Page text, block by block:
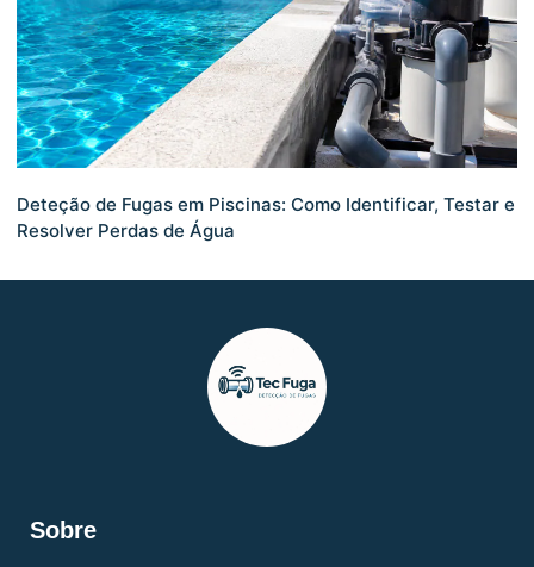
Deteção de Fugas em Piscinas: Como Identificar, Testar e
Resolver Perdas de Água
Sobre